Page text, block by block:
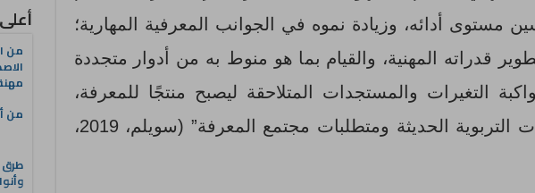
مستوى أدائه، وزيادة نموه في الجوانب المعرفية المهارية؛
قدراته المهنية، والقيام بما هو منوط به من أدوار متجددة
التغيرات والمستجدات المتلاحقة ليصبح منتجًا للمعرفة،
وفق الاتجاهات التربوية الحديثة ومتطلبات مجتمع المعرفة” (سويلم، 2019،
من
من
طرق